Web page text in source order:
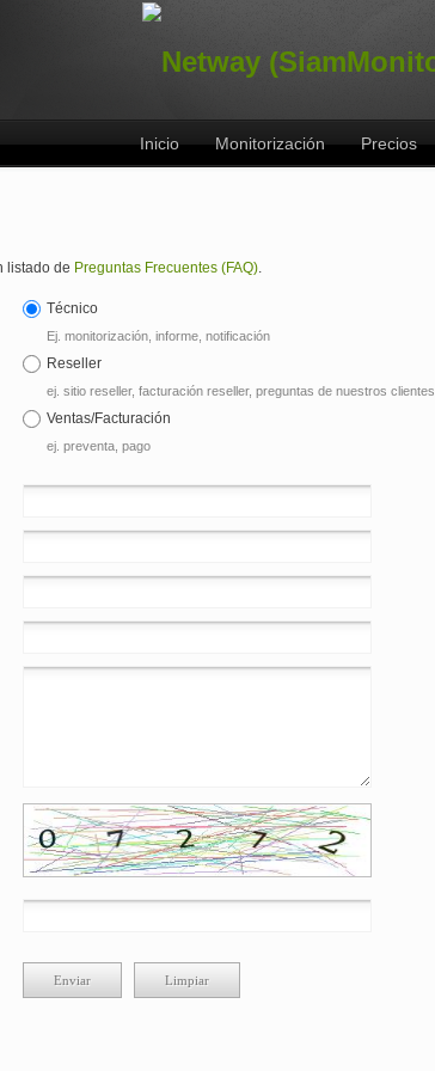
Inicio Monitorización Precios
listado de Preguntas Frecuentes (FAQ).
Técnico
Ej. monitorización, informe, notificación
Reseller
ej. sitio reseller, facturación reseller, preguntas de nuestros clientes
Ventas/Facturación
ej. preventa, pago